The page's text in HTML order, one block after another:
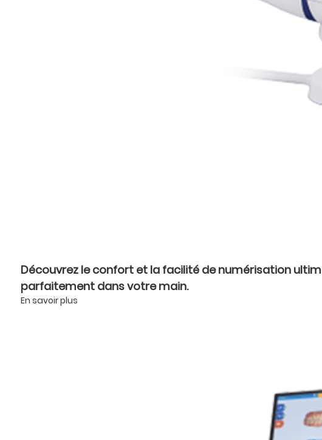
Découvrez le confort et la facilité de numérisation
parfaitement dans votre main.
En savoir plus